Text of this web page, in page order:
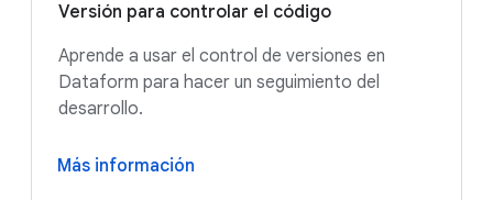
Versión para controlar el código
Aprende a usar el control de versiones en
Dataform para hacer un seguimiento del
desarrollo.
Más información